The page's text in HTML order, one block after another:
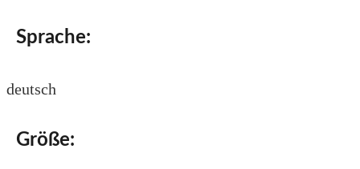
Sprache:
deutsch
Größe: